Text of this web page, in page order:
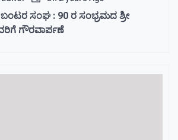
ಸಂಘ : 90 ರ ಸಂಭ್ರಮದ ಶ್ರೀ
ಗೌರವಾರ್ಪಣೆ